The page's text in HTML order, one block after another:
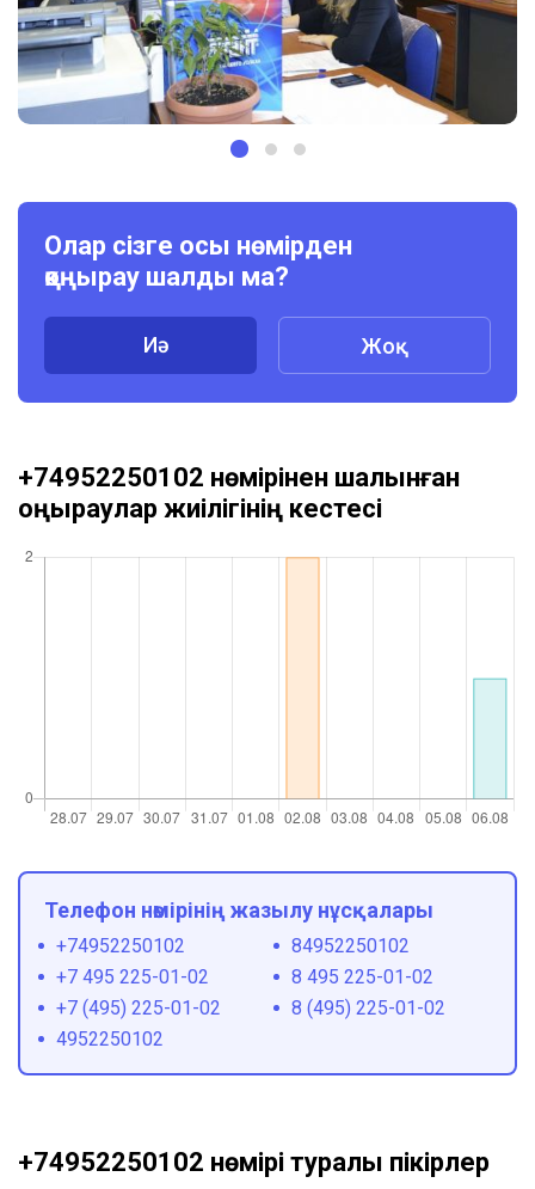
Олар сізге осы нөмірден
қоңырау шалды ма?
Иә Жоқ
+74952250102 нөмірінен шалынған
қоңыраулар жиілігінің кестесі
Телефон нөмірінің жазылу нұсқалары
+74952250102
84952250102
+7 495 225-01-02
8 495 225-01-02
+7 (495) 225-01-02
8 (495) 225-01-02
4952250102
+74952250102 нөмірі туралы пікірлер